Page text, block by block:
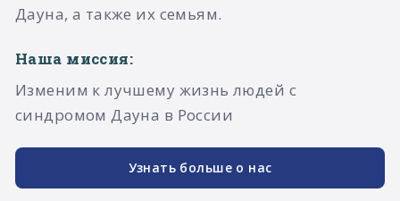
Дауна, а также их семьям.​
Наша миссия:
Изменим к лучшему жизнь людей с
синдромом Дауна в России
Узнать больше о нас